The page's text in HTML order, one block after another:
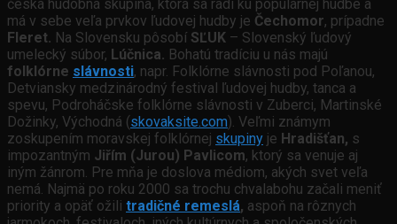
česká hudobná skupina, ktorá sa radí ku populárnej hudbe a
má v sebe veľa prvkov ľudovej hudby je Čechomor, prípadne
Fleret. Na Slovensku pôsobí SĽUK – Slovenský ľudový
umelecký súbor, Lúčnica. Bohatú tradíciu u nás majú
folklórne slávnosti, napr. Folklórne slávnosti pod Poľanou,
Detviansky medzinárodný festival ľudovej hudby, tanca a
spevu, Podroháčske folklórne slávnosti v Zuberci, Martinské
Dožinky, Východná (skovaksite.com). Veľmi známym
zoskupením moravskej folklórnej skupiny je Hradišťan, s
impozantným Jiřím (Jurou) Pavlicom, ktorý sa venuje aj
iným žánrom. Pre mňa je doslova médiom, akých svet veľa
nemá. Najmä po roku 2000 sa trochu chvalabohu začali meniť
priority a opäť ožili tradičné remeslá, aspoň na rôznych